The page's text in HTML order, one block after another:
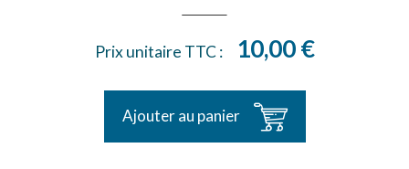
Prix unitaire TTC : 10,00 €
Ajouter au panier